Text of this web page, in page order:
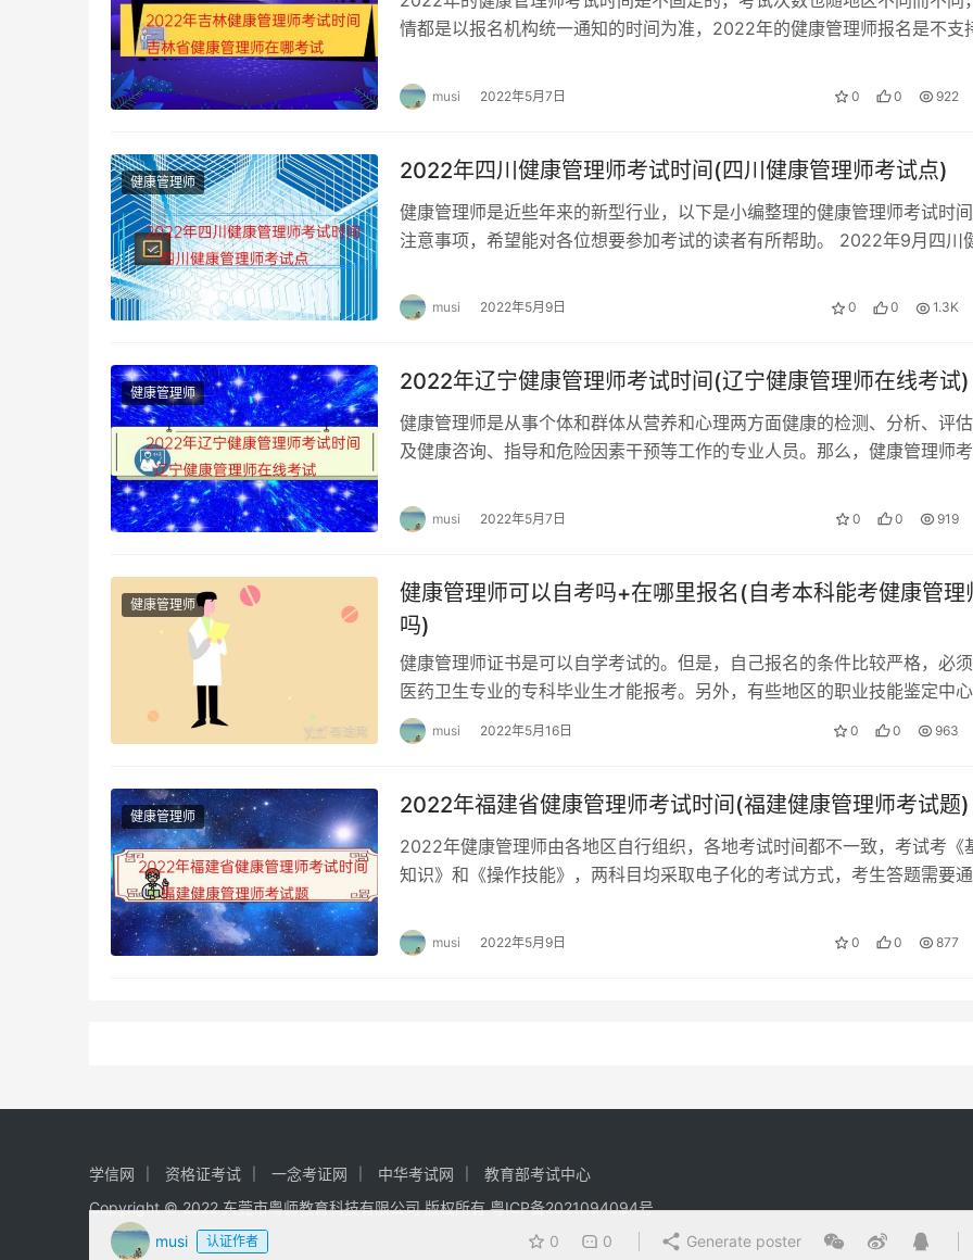
musi 认证作者 0 0 Generate poster
情都是以报名机构统一通知的时间为准，2022年的健康管理师报名是不支
musi 2022年5月7日 0 0 922
健康管理师 2022年四川健康管理师考试时间(四川健康管理师考试点)
健康管理师是近些年来的新型行业，以下是小编整理的健康管理师考试时
注意事项，希望能对各位想要参加考试的读者有所帮助。 2022年9月四川
musi 2022年5月9日 0 0 1.3K
健康管理师 2022年辽宁健康管理师考试时间(辽宁健康管理师在线考试)
健康管理师是从事个体和群体从营养和心理两方面健康的检测、分析、评
及健康咨询、指导和危险因素干预等工作的专业人员。那么，健康管理师考
musi 2022年5月7日 0 0 919
健康管理师
健康管理师可以自考吗+在哪里报名(自考本科能考健康管理
吗)
健康管理师证书是可以自学考试的。但是，自己报名的条件比较严格，必
医药卫生专业的专科毕业生才能报考。另外，有些地区的职业技能鉴定中心
接受考生个人报名，所以建议大家还是找机构进行…
musi 2022年5月16日 0 0 963
健康管理师 2022年福建省健康管理师考试时间(福建健康管理师考试题)
2022年健康管理师由各地区自行组织，各地考试时间都不一致，考试考《
知识》和《操作技能》，两科目均采取电子化的考试方式，考生答题需要通
musi 2022年5月9日 0 0 877
学信网 资格证考试 一念考证网 中华考试网
教育部考试中心
Copyright © 2022 东莞市粤师教育科技有限公司 版权所有粤ICP备2021094094号